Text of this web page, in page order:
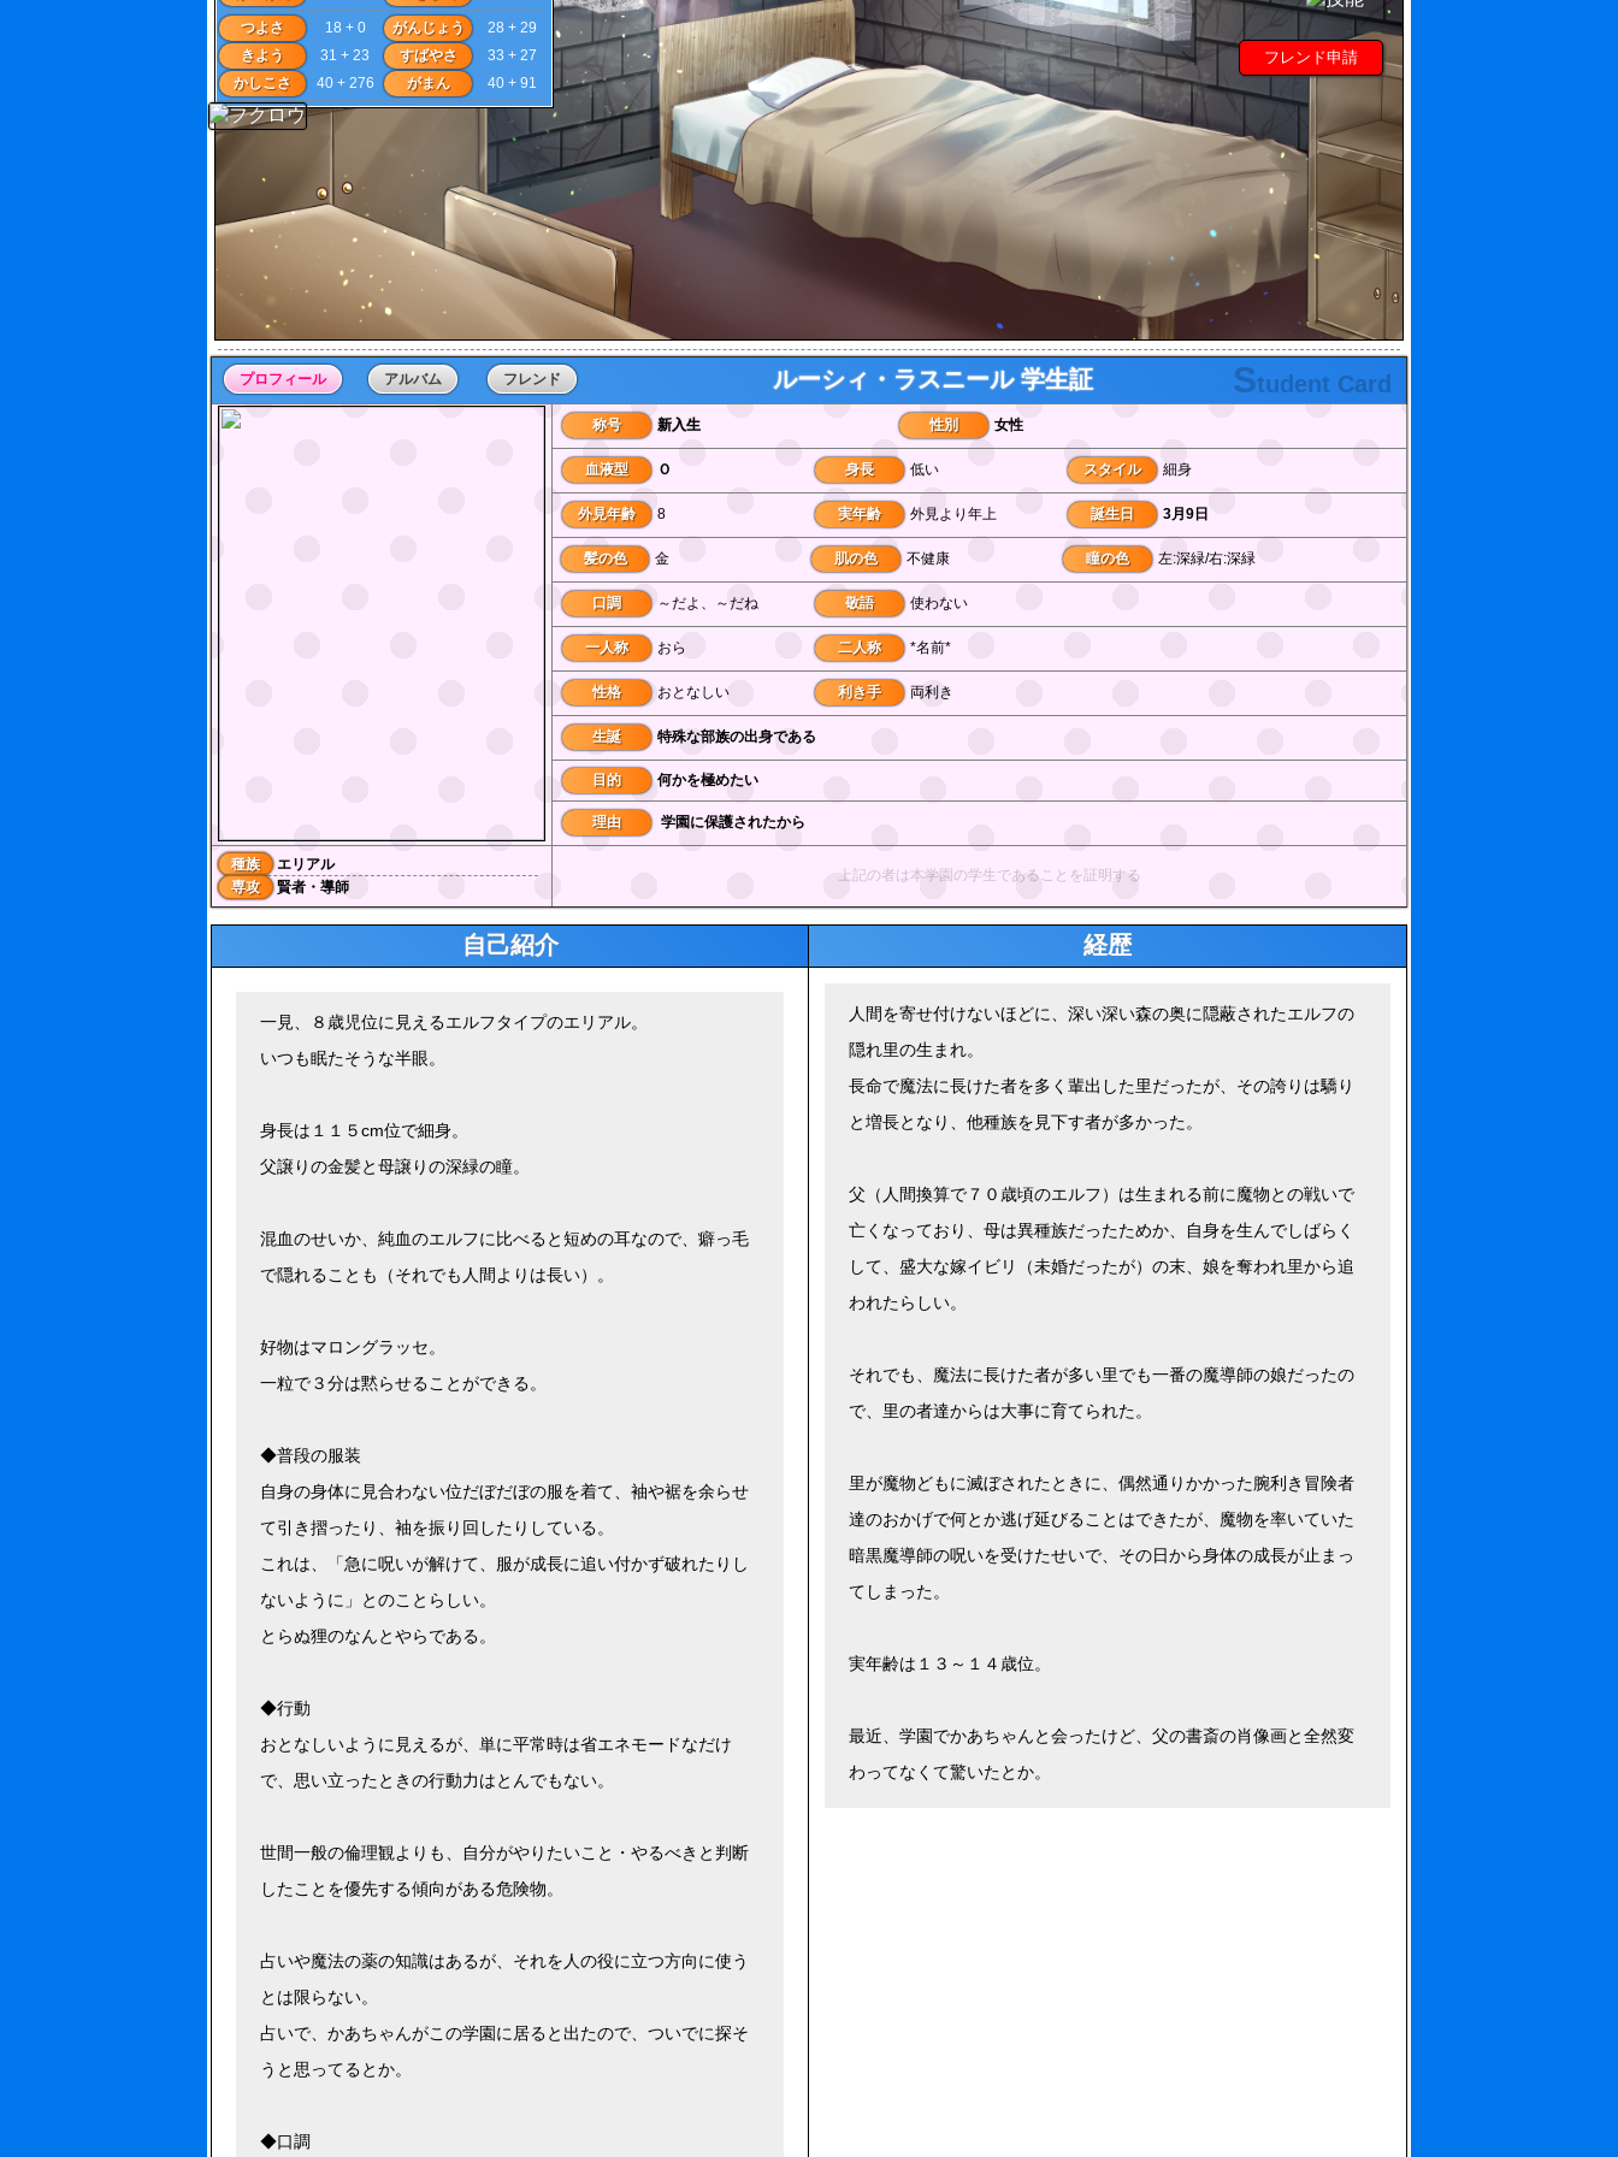
つよさ 18 + 0 がんじょう
28 + 29
きよう
31 + 23 すばやさ
33 + 27
かしこさ
40 + 276 がまん 40 + 91
フレンド申請
プロフィール アルバム フレンド ルーシィ・ラスニール 学生証 Student Card
称号 新入生 性別 女性
血液型 Ｏ 身長 低い スタイル 細身
外見年齢 8 実年齢 外見より年上 誕生日 3月9日
髪の色 金 肌の色 不健康 瞳の色 左:深緑/右:深緑
口調 ～だよ、～だね 敬語 使わない
一人称 おら 二人称 *名前*
性格 おとなしい 利き手 両利き
生誕 特殊な部族の出身である
目的 何かを極めたい
理由 学園に保護されたから
種族
エリアル
専攻
賢者・導師
上記の者は本学園の学生であることを証明する
自己紹介 経歴
一見、８歳児位に見えるエルフタイプのエリアル。
いつも眠たそうな半眼。
身長は１１５cm位で細身。
父譲りの金髪と母譲りの深緑の瞳。
混血のせいか、純血のエルフに比べると短めの耳なので、癖っ毛
で隠れることも（それでも人間よりは長い）。
好物はマロングラッセ。
一粒で３分は黙らせることができる。
◆普段の服装
自身の身体に見合わない位だぼだぼの服を着て、袖や裾を余らせ
て引き摺ったり、袖を振り回したりしている。
これは、「急に呪いが解けて、服が成長に追い付かず破れたりし
ないように」とのことらしい。
とらぬ狸のなんとやらである。
◆行動
おとなしいように見えるが、単に平常時は省エネモードなだけ
で、思い立ったときの行動力はとんでもない。
世間一般の倫理観よりも、自分がやりたいこと・やるべきと判断
したことを優先する傾向がある危険物。
占いや魔法の薬の知識はあるが、それを人の役に立つ方向に使う
とは限らない。
占いで、かあちゃんがこの学園に居ると出たので、ついでに探そ
うと思ってるとか。
◆口調
人間を寄せ付けないほどに、深い深い森の奥に隠蔽されたエルフの
隠れ里の生まれ。
長命で魔法に長けた者を多く輩出した里だったが、その誇りは驕り
と増長となり、他種族を見下す者が多かった。
父（人間換算で７０歳頃のエルフ）は生まれる前に魔物との戦いで
亡くなっており、母は異種族だったためか、自身を生んでしばらく
して、盛大な嫁イビリ（未婚だったが）の末、娘を奪われ里から追
われたらしい。
それでも、魔法に長けた者が多い里でも一番の魔導師の娘だったの
で、里の者達からは大事に育てられた。
里が魔物どもに滅ぼされたときに、偶然通りかかった腕利き冒険者
達のおかげで何とか逃げ延びることはできたが、魔物を率いていた
暗黒魔導師の呪いを受けたせいで、その日から身体の成長が止まっ
てしまった。
実年齢は１３～１４歳位。
最近、学園でかあちゃんと会ったけど、父の書斎の肖像画と全然変
わってなくて驚いたとか。